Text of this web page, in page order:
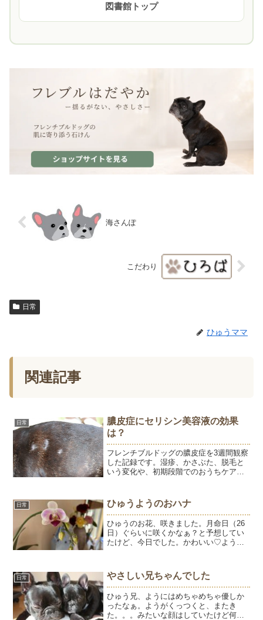
図書館トップ
海さんぽ
こだわり
日常
ひゅうママ
関連記事
日常
膿皮症にセリシン美容液の効果
は？
フレンチブルドッグの膿皮症を3週間観察
した記録です。湿疹、かさぶた、脱毛と
いう変化や、初期段階でのおうちケアに
日常 ひゅうようのおハナ
ひゅうのお花、咲きました。月命日（26
日）ぐらいに咲くかなぁ？と予想してい
たけど、今日でした。かわいい♡ようち
効き目がなくなっている感じです。あと1
週間飲み切ってその時...
日常 やさしい兄ちゃんでした
ひゅう兄、ようにはめちゃめちゃ優しか
ったなぁ。ようがくっつくと、またき
た。。。みたいな顔はしていたけど何を